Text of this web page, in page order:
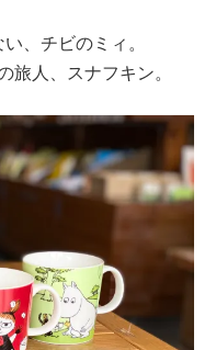
、チビのミィ。
人、スナフキン。